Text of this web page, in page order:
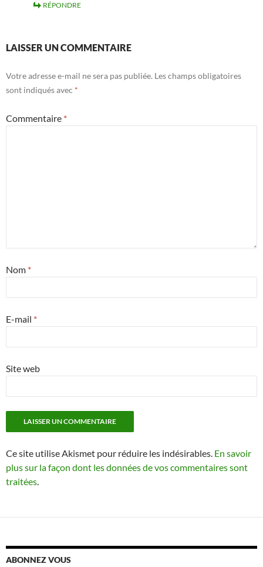
RÉPONDRE
LAISSER UN COMMENTAIRE
Votre adresse e-mail ne sera pas publiée. Les champs obligatoires
sont indiqués avec *
Commentaire *
Nom *
E-mail *
Site web
Ce site utilise Akismet pour réduire les indésirables. En savoir
plus sur la façon dont les données de vos commentaires sont
traitées.
ABONNEZ VOUS